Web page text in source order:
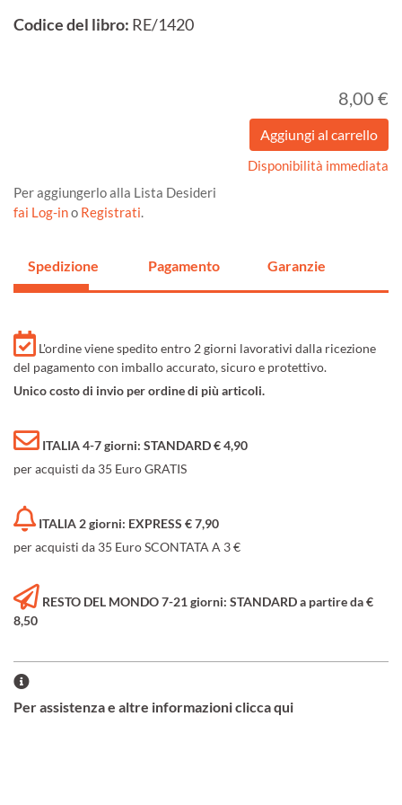
Codice del libro: RE/1420
8,00 €
Disponibilità immediata
Per aggiungerlo alla Lista Desideri
fai Log-ino Registrati.
Spedizione Pagamento Garanzie
L'ordine viene spedito entro 2 giorni lavorativi dalla ricezione
del pagamento con imballo accurato, sicuro e protettivo.
Unico costo di invio per ordine di più articoli.
ITALIA 4-7 giorni: STANDARD € 4,90
per acquisti da 35 Euro GRATIS
ITALIA 2 giorni: EXPRESS € 7,90
per acquisti da 35 Euro SCONTATA A 3 €
RESTO DEL MONDO 7-21 giorni: STANDARD a partire da €
8,50
Per assistenza e altre informazioni clicca qui